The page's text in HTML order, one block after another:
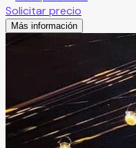
Solicitar precio
Más información